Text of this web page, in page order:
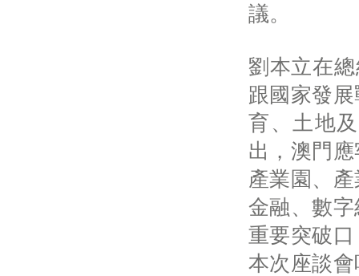
議。
劉本立在
跟國家發
育、土地
出，澳門
產業園、
金融、數
重要突破
本次座談